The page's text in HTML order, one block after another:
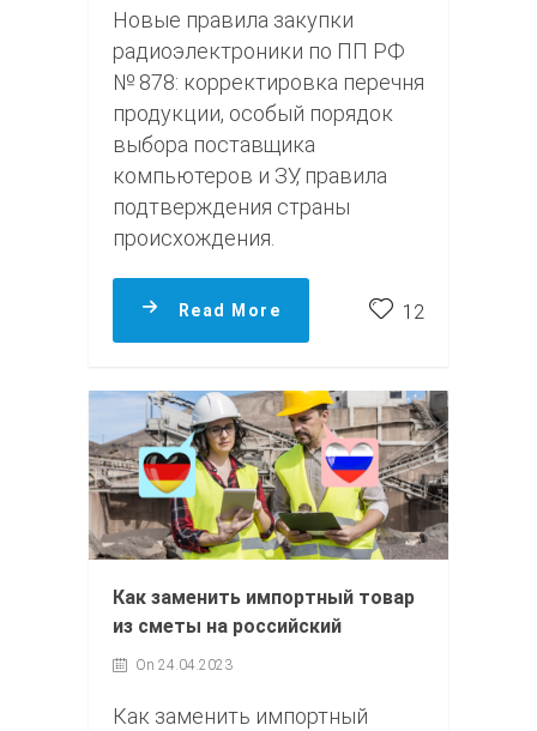
Новые правила закупки
радиоэлектроники по ПП РФ
№ 878: корректировка перечня
продукции, особый порядок
выбора поставщика
компьютеров и ЗУ, правила
подтверждения страны
происхождения.
Read More 12
Как заменить импортный товар
из сметы на российский
On 24.04.2023
Как заменить импортный